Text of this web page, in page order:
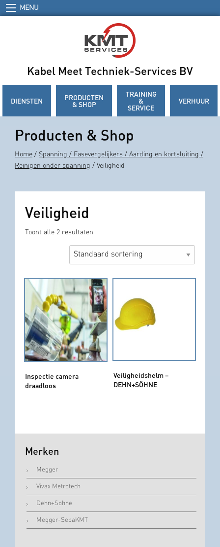
MENU
Kabel Meet Techniek-Services BV
DIENSTEN PRODUCTEN
& SHOP
TRAINING
&
SERVICE
VERHUUR
Producten & Shop
Home / Spanning / Fasevergelijkers / Aarding en kortsluiting /
Reinigen onder spanning / Veiligheid
Veiligheid
Toont alle 2 resultaten
Inspectie camera
draadloos
Veiligheidshelm –
DEHN+SÖHNE
Merken
Megger
Vivax Metrotech
Dehn+Sohne
Megger-SebaKMT